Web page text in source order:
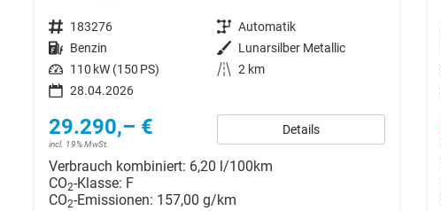
Fahrzeugnr. 183276 Getriebe Automatik
Kraftstoff Benzin Außenfarbe Lunarsilber Metallic
Leistung 110 kW (150 PS) Kilometerstand 2 km
28.04.2026
29.290,– €
incl. 19% MwSt.
Details
Verbrauch kombiniert: 6,20 l/100km
CO2-Klasse: F
CO2-Emissionen: 157,00 g/km